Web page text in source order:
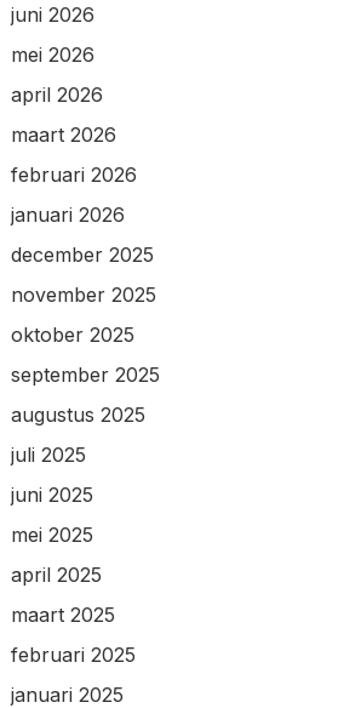
juni 2026
mei 2026
april 2026
maart 2026
februari 2026
januari 2026
december 2025
november 2025
oktober 2025
september 2025
augustus 2025
juli 2025
juni 2025
mei 2025
april 2025
maart 2025
februari 2025
januari 2025